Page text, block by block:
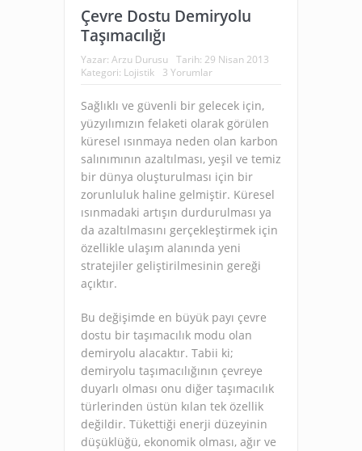
Çevre Dostu Demiryolu
Taşımacılığı
Yazar: Arzu Durusu Tarih: 29 Nisan 2013
Kategori: Lojistik 3 Yorumlar
Sağlıklı ve güvenli bir gelecek için,
yüzyılımızın felaketi olarak görülen
küresel ısınmaya neden olan karbon
salınımının azaltılması, yeşil ve temiz
bir dünya oluşturulması için bir
zorunluluk haline gelmiştir. Küresel
ısınmadaki artışın durdurulması ya
da azaltılmasını gerçekleştirmek için
özellikle ulaşım alanında yeni
stratejiler geliştirilmesinin gereği
açıktır.
Bu değişimde en büyük payı çevre
dostu bir taşımacılık modu olan
demiryolu alacaktır. Tabii ki;
demiryolu taşımacılığının çevreye
duyarlı olması onu diğer taşımacılık
türlerinden üstün kılan tek özellik
değildir. Tükettiği enerji düzeyinin
düşüklüğü, ekonomik olması, ağır ve